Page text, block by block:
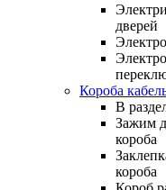
дверей
Короба
В
Зажим
короба
короба